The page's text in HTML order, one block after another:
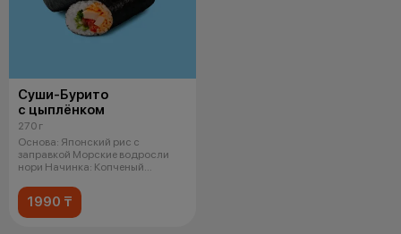
Суши-Бурито
с цыплёнком
270 г
Основа: Японский рис с
заправкой Морские водросли
нори Начинка: Копченый
1990 ₸